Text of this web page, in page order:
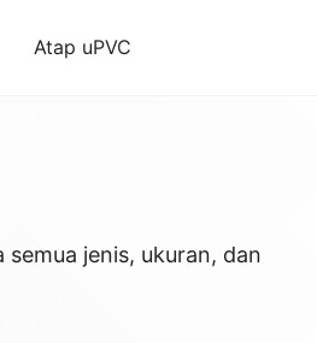
Atap uPVC
jenis, ukuran, dan